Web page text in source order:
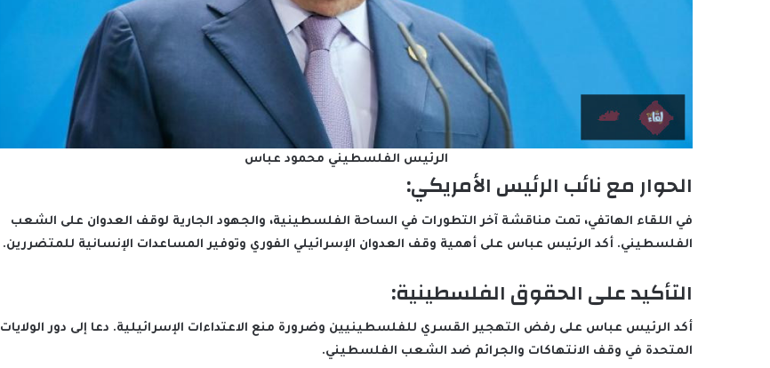
الرئيس الفلسطيني محمود عباس
الحوار مع نائب الرئيس الأمريكي:
في اللقاء الهاتفي، تمت مناقشة آخر التطورات في الساحة الفلسطينية، والجهود الجارية لوقف العدوان على الشعب
الفلسطيني. أكد الرئيس عباس على أهمية وقف العدوان الإسرائيلي الفوري وتوفير المساعدات الإنسانية للمتضررين.
التأكيد على الحقوق الفلسطينية:
أكد الرئيس عباس على رفض التهجير القسري للفلسطينيين وضرورة منع الاعتداءات الإسرائيلية. دعا إلى دور الولايات
المتحدة في وقف الانتهاكات والجرائم ضد الشعب الفلسطيني.